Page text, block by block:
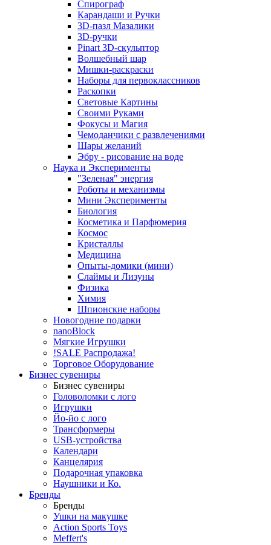
Спирограф
Карандаши и Ручки
3D-пазл Мазалики
3D-ручки
Pinart 3D-скульптор
Волшебный шар
Мишки-раскраски
Наборы для первоклассников
Раскопки
Световые Картины
Своими Руками
Фокусы и Магия
Чемоданчики с развлечениями
Шары желаний
Эбру - рисование на воде
Наука и Эксперименты
"Зеленая" энергия
Роботы и механизмы
Мини Эксперименты
Биология
Косметика и Парфюмерия
Космос
Кристаллы
Медицина
Опыты-домики (мини)
Слаймы и Лизуны
Физика
Химия
Шпионские наборы
Новогодние подарки
nanoBlock
Мягкие Игрушки
!SALE Распродажа!
Торговое Оборудование
Бизнес сувениры
Бизнес сувениры
Головоломки с лого
Игрушки
Йо-йо с лого
Трансформеры
USB-устройства
Календари
Канцелярия
Подарочная упаковка
Наушники и Ко.
Бренды
Бренды
Ушки на макушке
Action Sports Toys
Meffert's